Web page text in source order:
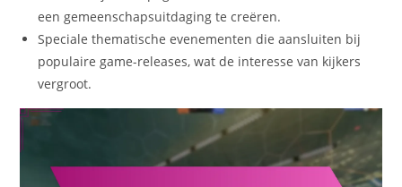
een gemeenschapsuitdaging te creëren.
Speciale thematische evenementen die aansluiten bij
populaire game-releases, wat de interesse van kijkers
vergroot.